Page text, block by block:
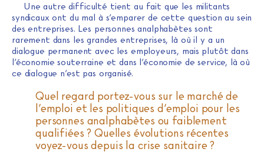
Une autre difficulté tient au fait que les militants
syndicaux ont du mal à s’emparer de cette question au sein
des entreprises. Les personnes analphabètes sont
rarement dans les grandes entreprises, là où il y a un
dialogue permanent avec les employeurs, mais plutôt dans
l’économie souterraine et dans l’économie de service, là où
ce dialogue n’est pas organisé.
Quel regard portez-vous sur le marché de
l’emploi et les politiques d’emploi pour les
personnes analphabètes ou faiblement
qualifiées ? Quelles évolutions récentes
voyez-vous depuis la crise sanitaire ?